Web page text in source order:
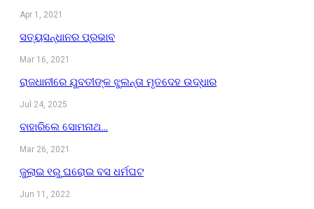
Apr 1, 2021
ସତ୍ୟସନ୍ଧାନର ପ୍ରଭାବ
Mar 16, 2021
ରାଜଧାନୀରେ ଯୁବତୀଙ୍କ ଝୁଲନ୍ତା ମୃତଦେହ ଉଦ୍ଧାର
Jul 24, 2025
ବାହାରିଲେ ସୋମନାଥ…
Mar 26, 2021
ଜୁଲାଇ ୧ରୁ ଘରୋଇ ବସ ଧର୍ମଘଟ
Jun 11, 2022